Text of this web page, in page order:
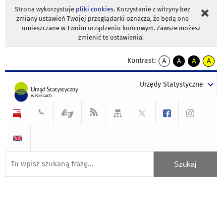
Strona wykorzystuje pliki cookies. Korzystanie z witryny bez
zmiany ustawień Twojej przeglądarki oznacza, że będą one
umieszczane w Twoim urządzeniu końcowym. Zawsze możesz
zmienić te ustawienia.
Kontrast:
A
kontrast
A
kontrast
tekst
czarnym
A
kontrast
tekst
czarnym
A
tekst
żółtym
Urzędy Statystyczne